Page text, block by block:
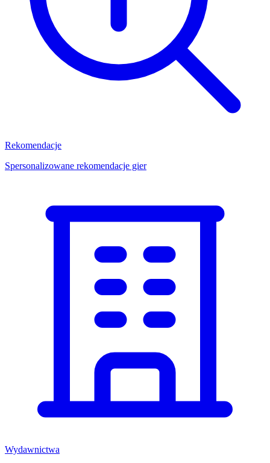
Rekomendacje
Spersonalizowane rekomendacje gier
Wydawnictwa